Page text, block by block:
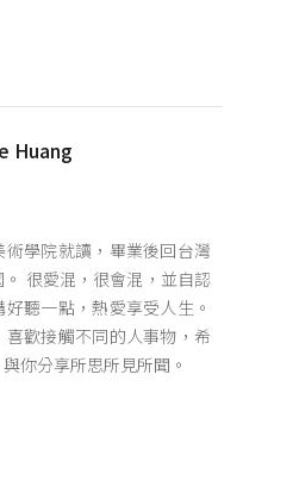
Huang
學院就讀，畢業後回台灣
很愛混，很會混，並自認
聽一點，熱愛享受人生。
歡接觸不同的人事物，希
你分享所思所見所聞。